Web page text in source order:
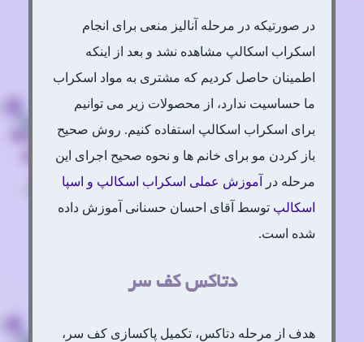
در صورتیکه در مرحله آنالیز منعی برای انجام
اسکراب اسکالپ مشاهده نشد و بعد از اینکه
اطمینان حاصل کردیم که مشتری به مواد اسکراب
ما حساسیت ندارد، از محصولات زیر می توانیم
برای اسکراب اسکالپ استفاده کنیم. روش صحیح
باز کردن مو برای خانم ها و نحوه صحیح اجرای این
مرحله در
آموزش عملی اسکراب اسکالپ و اسپا
اسکالپ توسط آقای احسان حسنانی آموزش داده
شده است.
دتاکس کف سر
هدف از مرحله دتاکس، تکمیل پاکسازی کف سر،